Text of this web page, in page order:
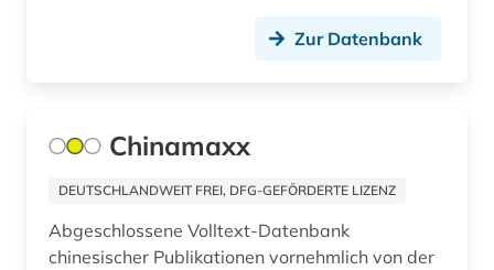
wissenschaftliche literatur (1)
wissenschaftliche zeitschrift (1)
Zur Datenbank
Chinamaxx
DEUTSCHLANDWEIT FREI, DFG-GEFÖRDERTE LIZENZ
Abgeschlossene Volltext-Datenbank
chinesischer Publikationen vornehmlich von der